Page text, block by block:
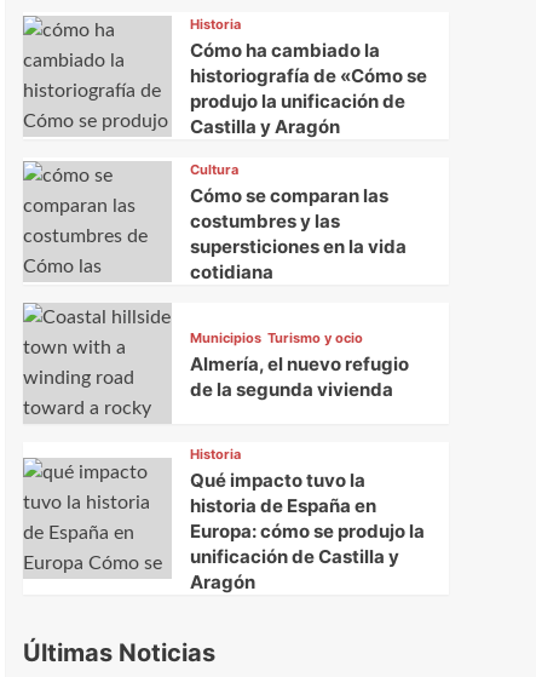
Historia
Cómo ha cambiado la
historiografía de «Cómo se
produjo la unificación de
Castilla y Aragón
Cultura
Cómo se comparan las
costumbres y las
supersticiones en la vida
cotidiana
Municipios Turismo y ocio
Almería, el nuevo refugio
de la segunda vivienda
Historia
Qué impacto tuvo la
historia de España en
Europa: cómo se produjo la
unificación de Castilla y
Aragón
Últimas Noticias